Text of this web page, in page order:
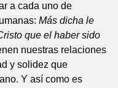
a cada uno de
Más dicha le
que el haber sido
nuestras relaciones
y solidez que
Y así como es